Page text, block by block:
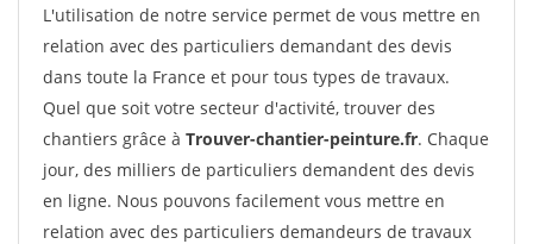
L'utilisation de notre service permet de vous mettre en
relation avec des particuliers demandant des devis
dans toute la France et pour tous types de travaux.
Quel que soit votre secteur d'activité, trouver des
chantiers grâce à Trouver-chantier-peinture.fr. Chaque
jour, des milliers de particuliers demandent des devis
en ligne. Nous pouvons facilement vous mettre en
relation avec des particuliers demandeurs de travaux